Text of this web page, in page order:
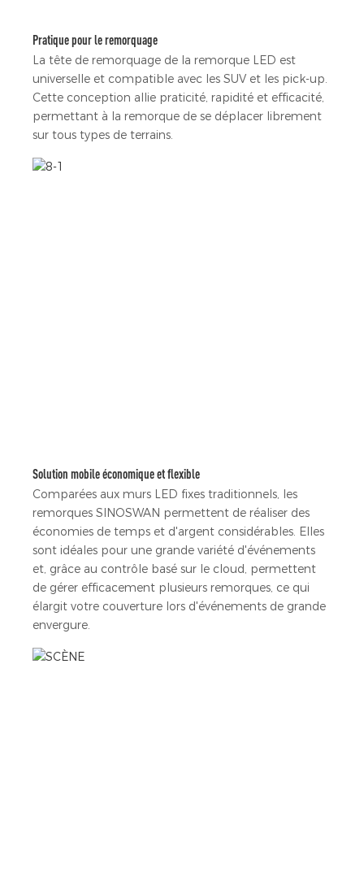
Pratique pour le remorquage
La tête de remorquage de la remorque LED est
universelle et compatible avec les SUV et les pick-up.
Cette conception allie praticité, rapidité et efficacité,
permettant à la remorque de se déplacer librement
sur tous types de terrains.
Solution mobile économique et flexible
Comparées aux murs LED fixes traditionnels, les
remorques SINOSWAN permettent de réaliser des
économies de temps et d'argent considérables. Elles
sont idéales pour une grande variété d'événements
et, grâce au contrôle basé sur le cloud, permettent
de gérer efficacement plusieurs remorques, ce qui
élargit votre couverture lors d'événements de grande
envergure.